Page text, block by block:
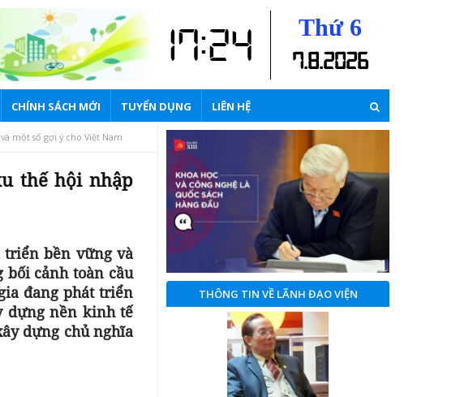
17:24 Thứ 6
7.8.2026
CHÍNH SÁCH MỚI TUYỂN DỤNG LIÊN HỆ
một số gợi ý cho Việt Nam
thế hội nhập
triển bền vững và
cảnh toàn cầu
đang phát triển
dựng nền kinh tế
dựng chủ nghĩa
THÔNG TIN VỀ LÃNH ĐẠO VIỆN